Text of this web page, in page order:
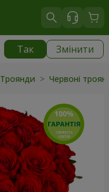
Так Змінити
Троянди > Червоні